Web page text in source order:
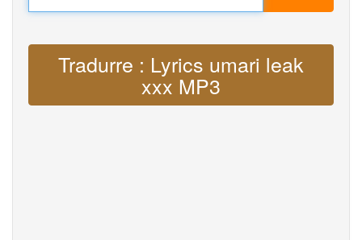
Tradurre : Lyrics umari leak
xxx MP3